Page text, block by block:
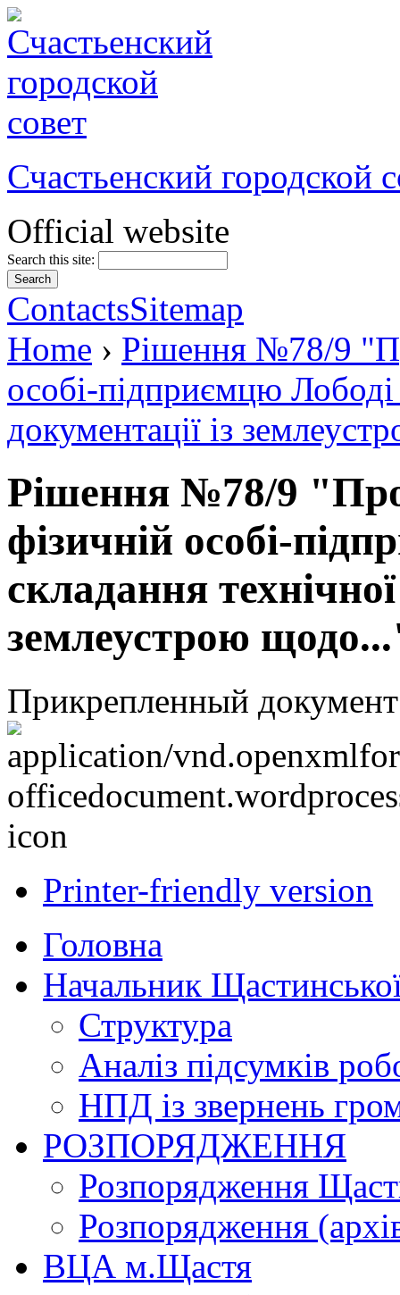
Счастьенский городской
Official website
Search this site:
ContactsSitemap
Home › Рішення №78/9
особі-підприємцю
документації із
Рішення №78/9
фізичній особі-
складання
землеустрою
Прикрепленный
Printer-friendly version
Головна
Начальник
Структура
Аналіз підсумків
НПД із звернень
РОЗПОРЯДЖЕННЯ
Розпорядження
Розпорядження
ВЦА м.Щастя